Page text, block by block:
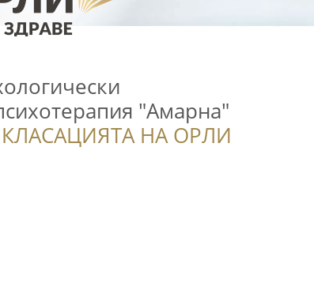
"Амарна"
НА ОРЛИ